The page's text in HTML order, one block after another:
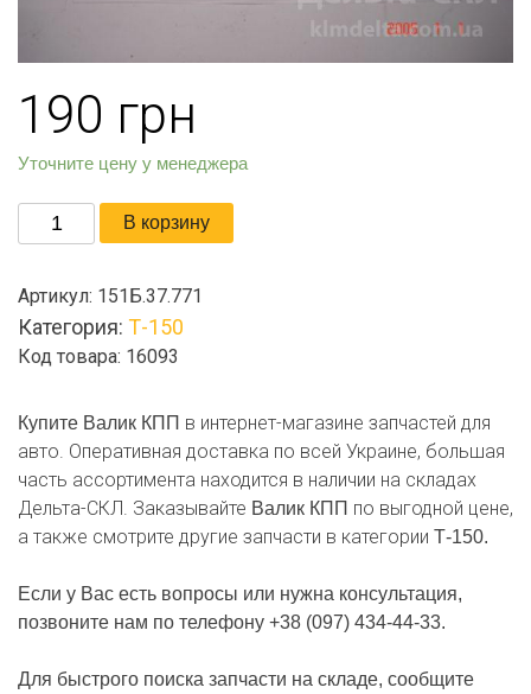
190 грн
Уточните цену у менеджера
Количество
товара
КПП
В корзину
Артикул: 151Б.37.771
Категория: Т-150
Код товара: 16093
Купите Валик КПП в интернет-магазине запчастей для
авто. Оперативная доставка по всей Украине, большая
часть ассортимента находится в наличии на складах
Дельта-СКЛ. Заказывайте Валик КПП по выгодной цене,
а также смотрите другие запчасти в категории Т-150.
Если у Вас есть вопросы или нужна консультация,
позвоните нам по телефону +38 (097) 434-44-33.
Для быстрого поиска запчасти на складе, сообщите